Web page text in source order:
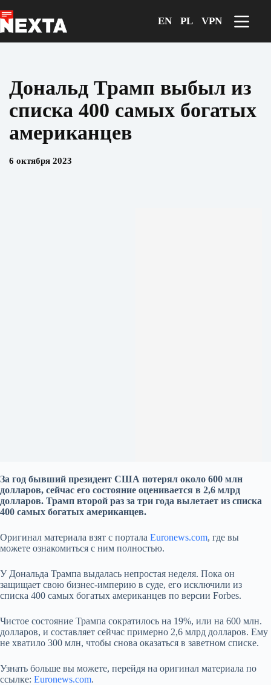
к
сути
EN PL VPN
Дональд Трамп выбыл из
списка 400 самых богатых
американцев
6 октября 2023
За год бывший президент США потерял около 600 млн
долларов, сейчас его состояние оценивается в 2,6 млрд
долларов. Трамп второй раз за три года вылетает из списка
400 самых богатых американцев.
Оригинал материала взят с портала Euronews.com, где вы
можете ознакомиться с ним полностью.
У Дональда Трампа выдалась непростая неделя. Пока он
защищает свою бизнес-империю в суде, его исключили из
списка 400 самых богатых американцев по версии Forbes.
Чистое состояние Трампа сократилось на 19%, или на 600 млн.
долларов, и составляет сейчас примерно 2,6 млрд долларов. Ему
не хватило 300 млн, чтобы снова оказаться в заветном списке.
Узнать больше вы можете, перейдя на оригинал материала по
ссылке: Euronews.com.